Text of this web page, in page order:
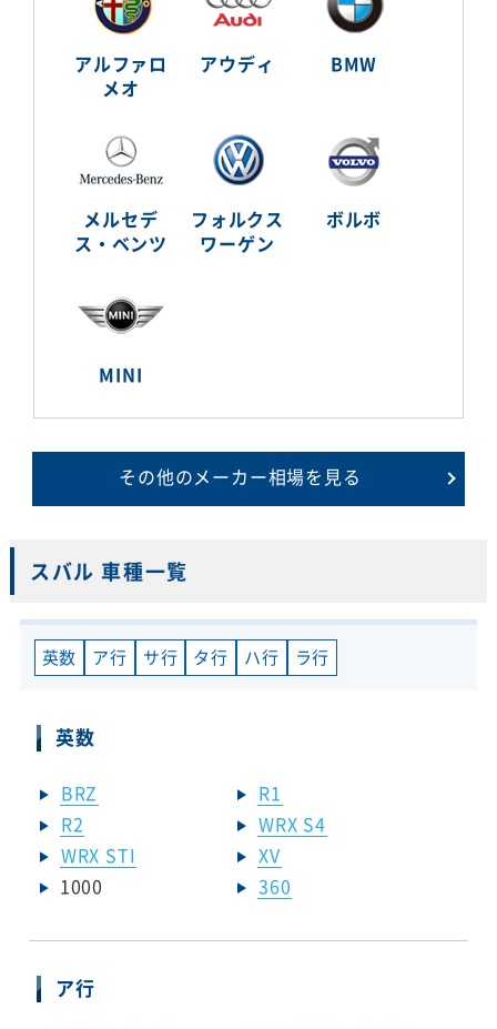
アルファロ
メオ
アウディ BMW
メルセデ
ス・ベンツ
フォルクス
ワーゲン
ボルボ
MINI
その他のメーカー相場を見る
スバル 車種一覧
英数 ア行 サ行 タ行 ハ行 ラ行
英数
BRZ
R1
R2
WRX S4
WRX STI
XV
1000
360
ア行